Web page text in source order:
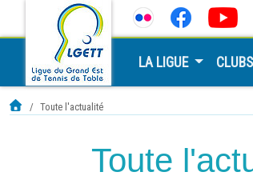
LA LIGUE CLUBS
Toute l'actualité
Toute